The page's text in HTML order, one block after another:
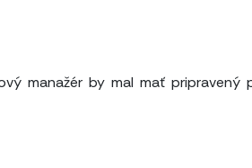
manažér by mal mať pripravený